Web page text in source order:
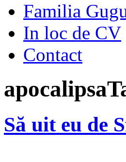
Familia
In loc de CV
Contact
apocalipsa
Să uit eu de